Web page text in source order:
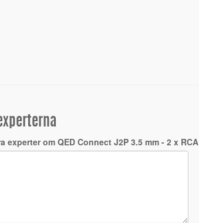
experter om QED Connect J2P 3.5 mm - 2 x RCA